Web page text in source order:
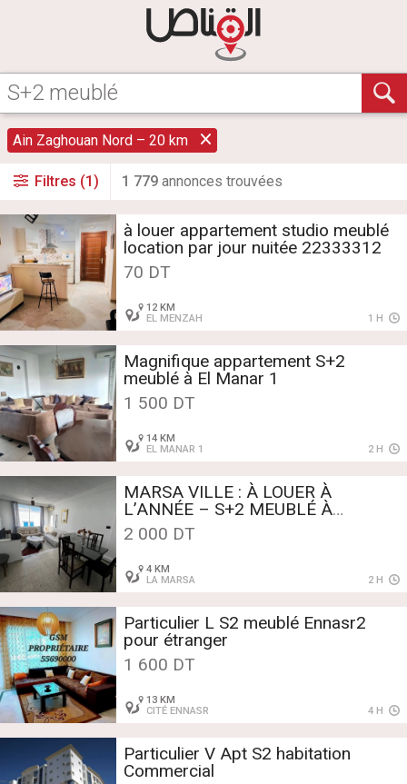
Ain Zaghouan Nord – 20 km
Filtres (1) 1 779 annonces trouvées
à louer appartement studio meublé
location par jour nuitée 22333312
70 DT
12 KM
EL MENZAH
1 H
Magnifique appartement S+2
meublé à El Manar 1
1 500 DT
14 KM
EL MANAR 1
2 H
MARSA VILLE : À LOUER À
L’ANNÉE – S+2 MEUBLÉ À
QUELQUES MINUTES DE LA MER
2 000 DT
4 KM
LA MARSA
2 H
Particulier L S2 meublé Ennasr2
pour étranger
1 600 DT
13 KM
CITÉ ENNASR
4 H
Particulier V Apt S2 habitation
Commercial